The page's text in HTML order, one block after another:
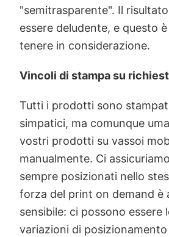
"semitrasparente". Il
essere deludente, e questo
tenere in considerazione.
Vincoli di stampa su
Tutti i prodotti sono
simpatici, ma comunque
vostri prodotti su vassoi
manualmente. Ci
sempre posizionati nello
forza del print on demand è
sensibile: ci possono essere
variazioni di